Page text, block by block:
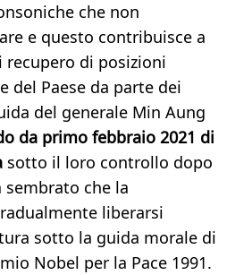
che non
e questo contribuisce a
di posizioni
del Paese da parte dei
del generale Min Aung
da primo febbraio 2021 di
sotto il loro controllo dopo
che la
liberarsi
sotto la guida morale di
Nobel per la Pace 1991.